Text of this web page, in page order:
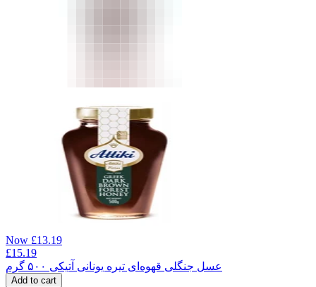
Now £13.19
£15.19
عسل جنگلی قهوه‌ای تیره یونانی آتیکی ۵۰۰ گرم
Add to cart